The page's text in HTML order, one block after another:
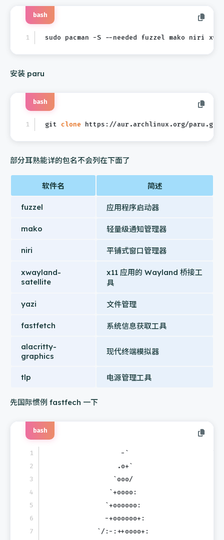
sudo pacman -S --needed fuzzel mako niri
bash
安装 paru
git clone https://aur.archlinux.org/paru.git
bash
部分耳熟能详的包名不会列在下面了
软件名 简述
fuzzel 应用程序启动器
mako 轻量级通知管理器
niri 平铺式窗口管理器
xwayland-
satellite
x11 应用的 Wayland 桥接工
具
yazi 文件管理
fastfetch 系统信息获取工具
alacritty-
graphics
现代终端模拟器
tlp 电源管理工具
先国际惯例 fastfech 一下
-`
.o+`
`ooo/
`+oooo:
`+oooooo:
-+oooooo+:
`/:-:++oooo+:
bash